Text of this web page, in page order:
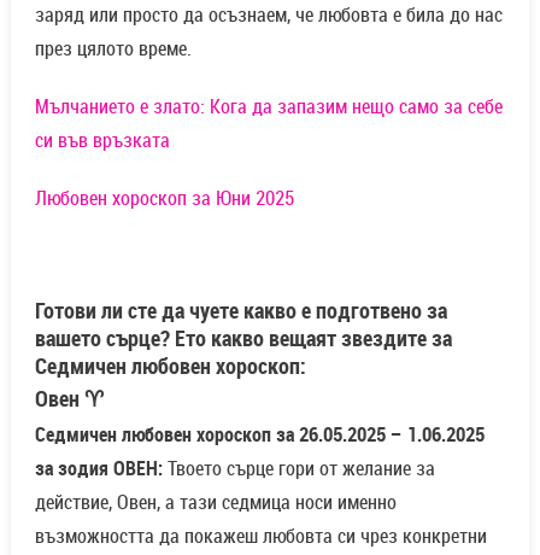
заряд или просто да осъзнаем, че любовта е била до нас
през цялото време.
Мълчанието е злато: Кога да запазим нещо само за себе
си във връзката
Любовен хороскоп за Юни 2025
Готови ли сте да чуете какво е подготвено за
вашето сърце? Ето какво вещаят звездите за
Седмичен любовен хороскоп:
Овен ♈
Седмичен любовен хороскоп за 26.05.2025 – 1.06.2025
за зодия ОВЕН:Твоето сърце гори от желание за
действие, Овен, а тази седмица носи именно
възможността да покажеш любовта си чрез конкретни